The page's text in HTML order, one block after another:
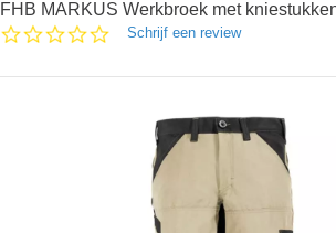
FHB MARKUS Werkbroek met
0.0Schrijf een review